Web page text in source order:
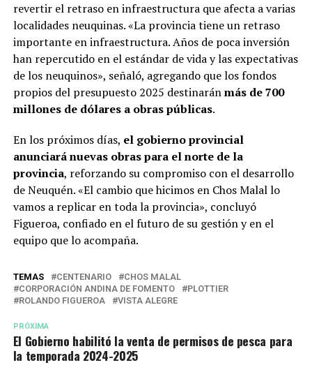
revertir el retraso en infraestructura que afecta a varias
localidades neuquinas. «La provincia tiene un retraso
importante en infraestructura. Años de poca inversión
han repercutido en el estándar de vida y las expectativas
de los neuquinos», señaló, agregando que los fondos
propios del presupuesto 2025 destinaránmás de 700
millones de dólares a obras públicas.
En los próximos días, el gobierno provincial
anunciará nuevas obras para el norte de la
provincia, reforzando su compromiso con el desarrollo
de Neuquén. «El cambio que hicimos en Chos Malal lo
vamos a replicar en toda la provincia», concluyó
Figueroa, confiado en el futuro de su gestión y en el
equipo que lo acompaña.
TEMAS CENTENARIO
CHOS MALAL
CORPORACIÓN ANDINA DE FOMENTO
PLOTTIER
ROLANDO FIGUEROA
VISTA ALEGRE
PRÓXIMA
El Gobierno habilitó la venta de permisos de pesca para
la temporada 2024-2025